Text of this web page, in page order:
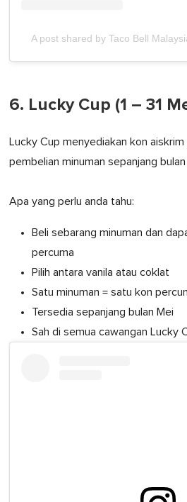
A post shared by Taco Bell
6. Lucky Cup (1 – 31
Lucky Cup menyediakan kon
pembelian minuman sepanjang bulan
Apa yang perlu anda tahu:
Beli sebarang minuman dan
percuma
Pilih antara vanila atau coklat
Satu minuman = satu kon
Tersedia sepanjang bulan Mei
Sah di semua cawangan Lucky